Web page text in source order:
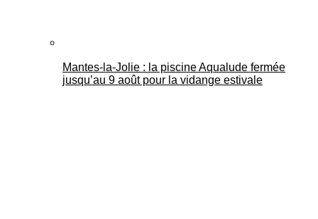
Mantes-la-Jolie : la piscine Aqualude fermée
jusqu’au 9 août pour la vidange estivale